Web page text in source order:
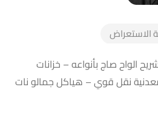
الاستعراض
الواح صاج بأنواعه – خزانات
نقل قوي – هياكل جمالو نات